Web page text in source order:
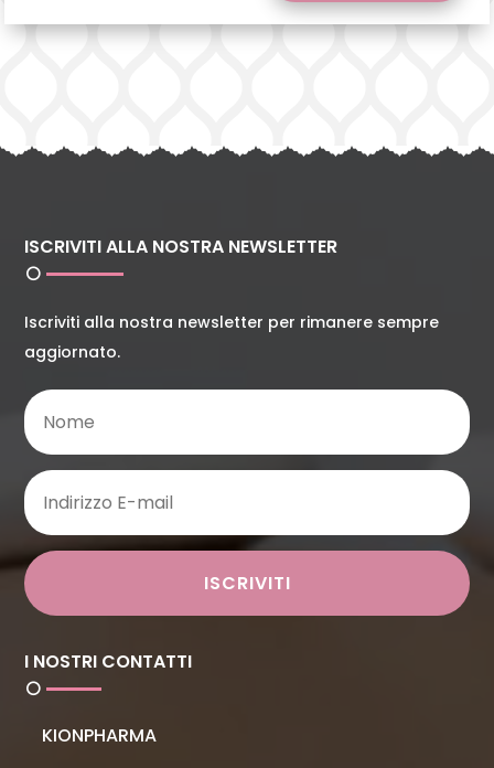
ISCRIVITI ALLA NOSTRA NEWSLETTER
Iscriviti alla nostra newsletter per rimanere sempre
aggiornato.
ISCRIVITI
I NOSTRI CONTATTI
KIONPHARMA